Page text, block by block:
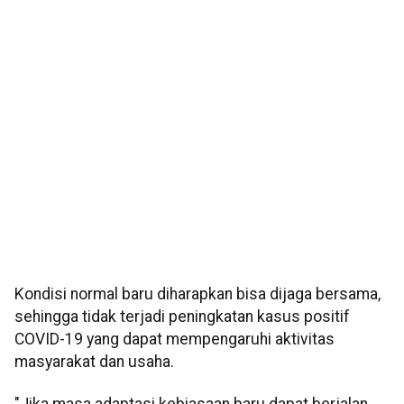
Kondisi normal baru diharapkan bisa dijaga bersama,
sehingga tidak terjadi peningkatan kasus positif
COVID-19 yang dapat mempengaruhi aktivitas
masyarakat dan usaha.